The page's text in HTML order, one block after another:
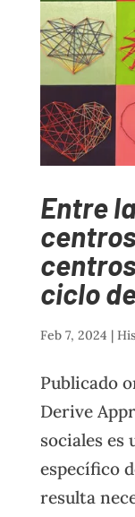
Entre
ciclo
Feb 7, 2024 |
Publicado
Derive
sociales
específico
resulta